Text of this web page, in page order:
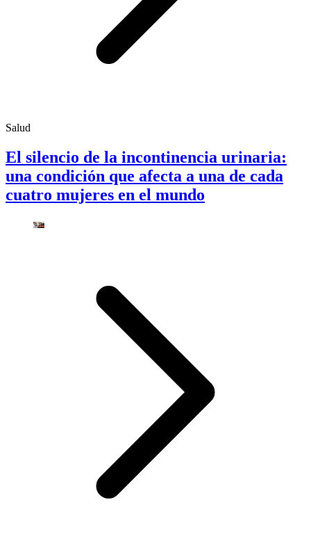
Salud
El silencio de la incontinencia urinaria:
una condición que afecta a una de cada
cuatro mujeres en el mundo